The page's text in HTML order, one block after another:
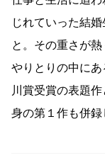
じれていった結
と。その重さが
やりとりの中に
川賞受賞の表題
身の第１作も併録